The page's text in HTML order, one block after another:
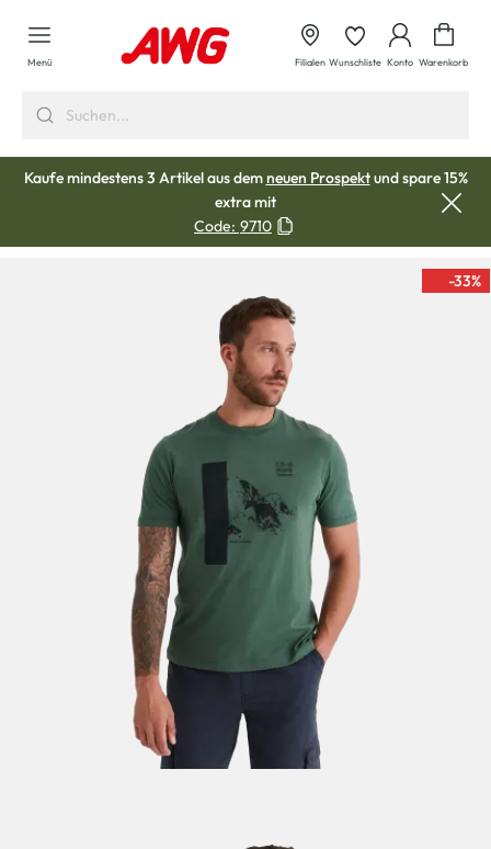
springen
Menü Filialen Wunschliste Konto Warenkorb
Kaufe mindestens 3 Artikel aus demneuen Prospektund spare 15%
extra mit
Code: 9710
-33%